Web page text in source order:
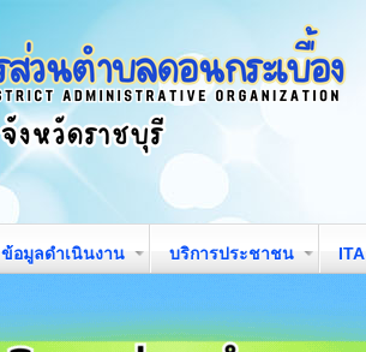
ข้อมูลดำเนินงาน บริการประชาชน ITA